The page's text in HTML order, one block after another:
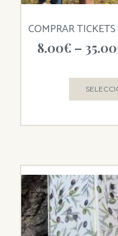
COMPRAR
8.00€– 35.00